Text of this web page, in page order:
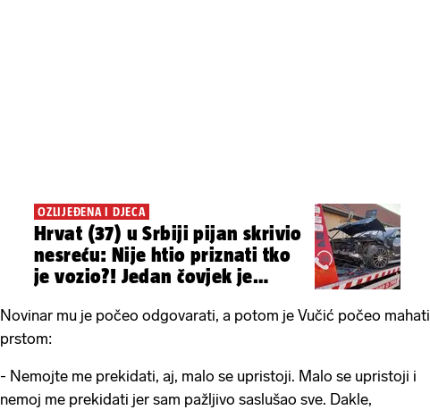
OZLIJEĐENA I DJECA
Hrvat (37) u Srbiji pijan skrivio
nesreću: Nije htio priznati tko
je vozio?! Jedan čovjek je
Novinar mu je počeo odgovarati, a potom je Vučić počeo mahati
prstom:
- Nemojte me prekidati, aj, malo se upristoji. Malo se upristoji i
nemoj me prekidati jer sam pažljivo saslušao sve. Dakle,